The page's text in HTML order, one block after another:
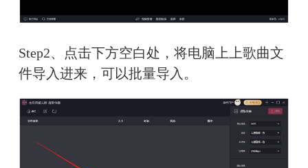
Step2、点击下方空白处，将电脑上上歌曲文
件导入进来，可以批量导入。